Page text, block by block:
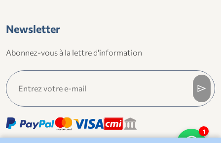
Newsletter
Abonnez-vous à la lettre d'information
send
1